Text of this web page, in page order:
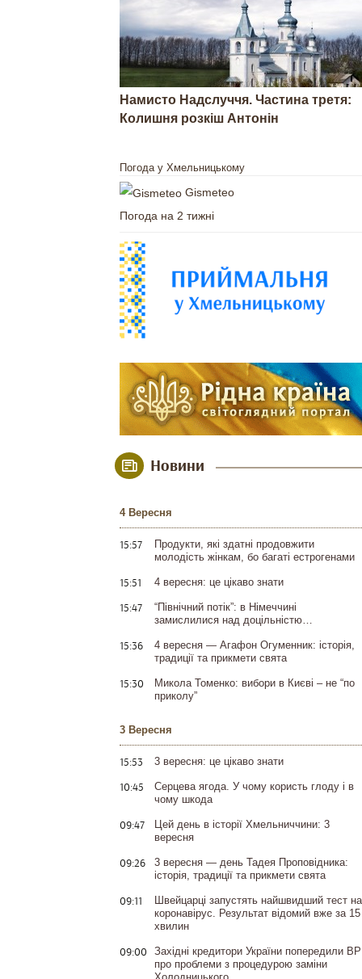
Намисто Надслуччя. Частина третя:
Колишня розкіш Антонін
Погода у Хмельницькому
Gismeteo
Погода на 2 тижні
Новини
4 Вересня
15:57
Продукти, які здатні продовжити
молодість жінкам, бо багаті естрогенами
15:51 4 вересня: це цікаво знати
15:47
“Північний потік”: в Німеччині
замислилися над доцільністю…
15:36
4 вересня — Агафон Огуменник: історія,
традиції та прикмети свята
15:30
Микола Томенко: вибори в Києві – не “по
приколу”
3 Вересня
15:53 3 вересня: це цікаво знати
10:45
Серцева ягода. У чому користь глоду і в
чому шкода
09:47
Цей день в історії Хмельниччини: 3
вересня
09:26
3 вересня — день Тадея Проповідника:
історія, традиції та прикмети свята
09:11
Швейцарці запустять найшвидший тест на
коронавірус. Результат відомий вже за 15
хвилин
09:00
Західні кредитори України попередили ВР
про проблеми з процедурою заміни